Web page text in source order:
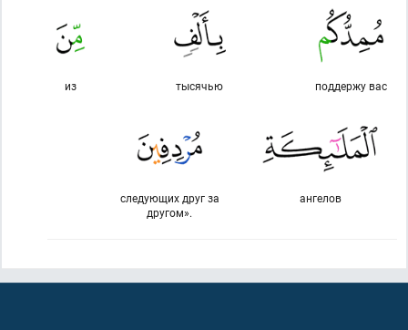
поддержу вас
тысячью
из
ангелов
следующих друг за
другом».